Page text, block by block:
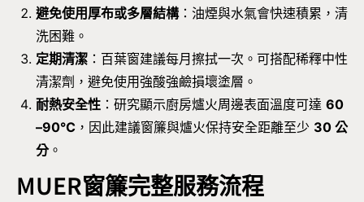
避免使用厚布或多層結構：油煙與水氣會快速積累，清
洗困難。
定期清潔 ：百葉窗建議每月擦拭一次。可搭配稀釋中性
清潔劑，避免使用強酸強鹼損壞塗層。
耐熱安全性 ：研究顯示廚房爐火周邊表面溫度可達 60
–90°C ，因此建議窗簾與爐火保持安全距離至少 30 公
分。
MUER窗簾完整服務流程